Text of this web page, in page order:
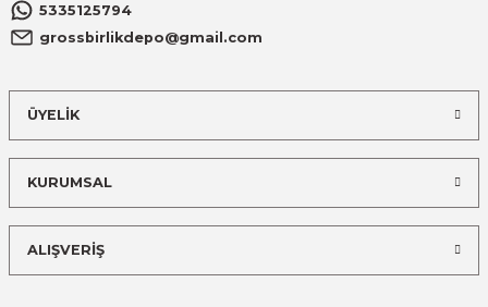
5335125794
grossbirlikdepo@gmail.com
ÜYELİK
KURUMSAL
ALIŞVERİŞ